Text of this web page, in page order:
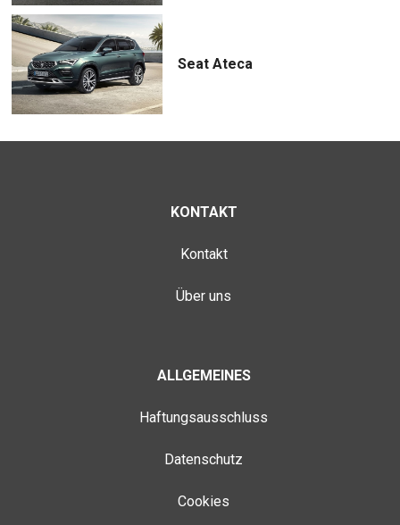
Seat Ateca
KONTAKT
Kontakt
Über uns
ALLGEMEINES
Haftungsausschluss
Datenschutz
Cookies